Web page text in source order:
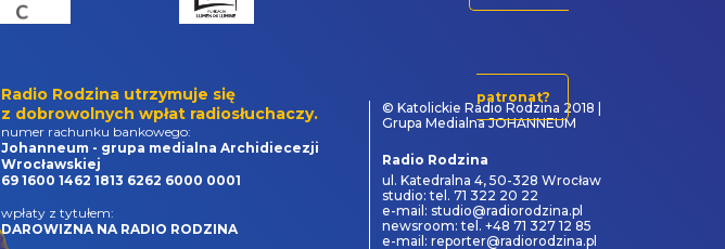
patronat?
Radio Rodzina utrzymuje się
z dobrowolnych wpłat radiosłuchaczy.
numer rachunku bankowego:
Johanneum - grupa medialna Archidiecezji
Wrocławskiej
69 1600 1462 1813 6262 6000 0001
wpłaty z tytułem:
DAROWIZNA NA RADIO RODZINA
© Katolickie Radio Rodzina 2018 |
Grupa Medialna JOHANNEUM
Radio Rodzina
ul. Katedralna 4, 50-328 Wrocław
studio: tel. 71 322 20 22
e-mail: studio@radiorodzina.pl
newsroom: tel. +48 71 327 12 85
e-mail: reporter@radiorodzina.pl